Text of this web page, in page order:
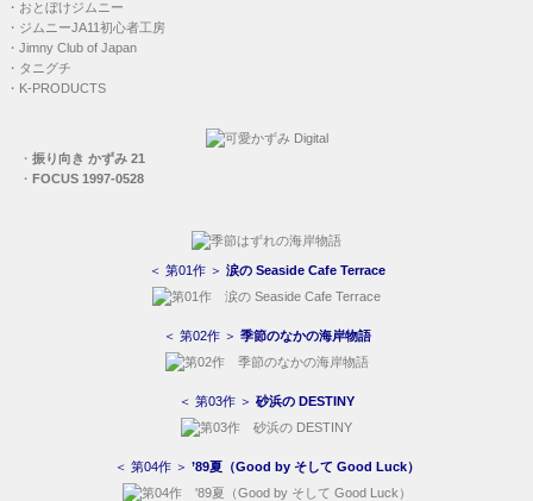
・ おとぼけジムニー
・ ジムニーJA11初心者工房
・ Jimny Club of Japan
・ タニグチ
・ K-PRODUCTS
・ 振り向き かずみ 21
・ FOCUS 1997-0528
＜ 第01作 ＞ 涙の Seaside Cafe Terrace
＜ 第02作 ＞ 季節のなかの海岸物語
＜ 第03作 ＞ 砂浜の DESTINY
＜ 第04作 ＞ ’89夏（Good by そして Good Luck）